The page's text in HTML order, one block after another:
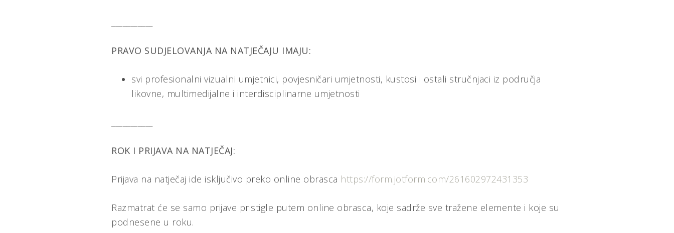
PRAVO SUDJELOVANJA NA NATJEČAJU IMAJU:
svi profesionalni vizualni umjetnici, povjesničari umjetnosti, kustosi i ostali stručnjaci iz područja
likovne, multimedijalne i interdisciplinarne umjetnosti
ROK I PRIJAVA NA NATJEČAJ:
Prijava na natječaj ide isključivo preko online obrasca https://form.jotform.com/261602972431353
Razmatrat će se samo prijave pristigle putem online obrasca, koje sadrže sve tražene elemente i koje su
podnesene u roku.